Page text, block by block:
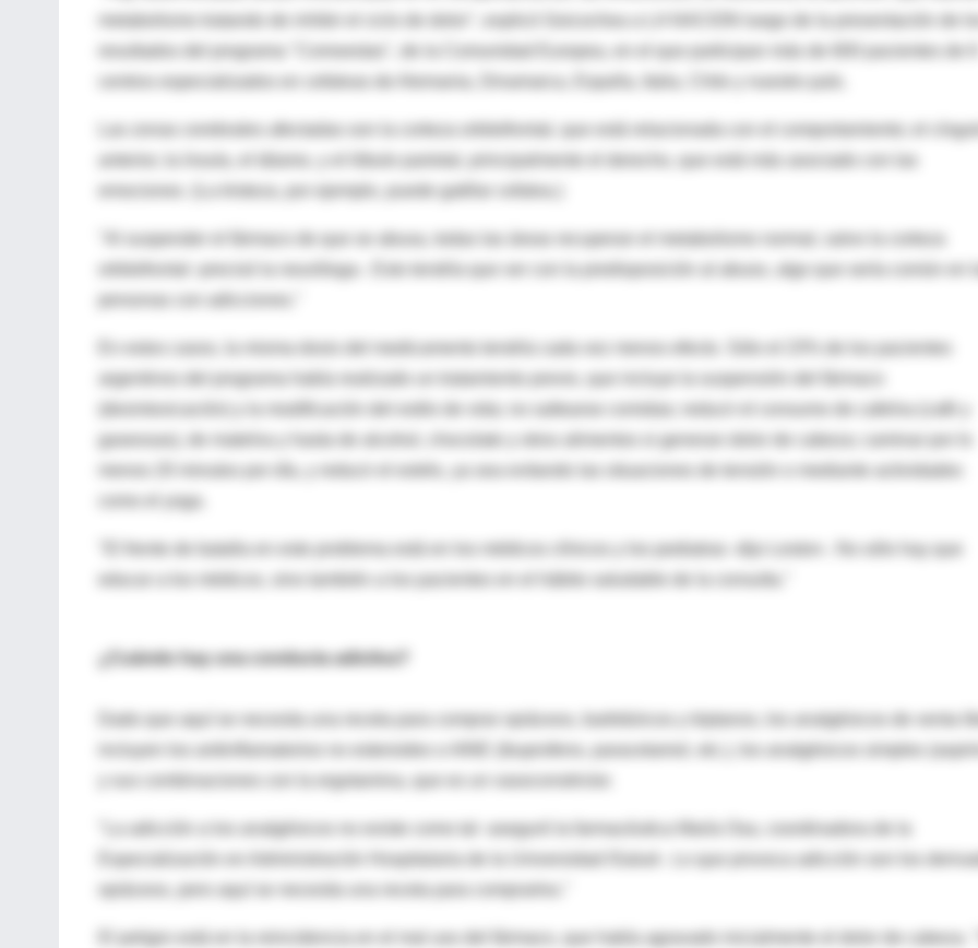
metabolismo tratando de inhibir el ciclo de dolor", explicó Goicochea a LA NACION luego de la presentación de
resultados del programa "Comoestas", de la Comunidad Europea, en el que participan más de 600 pacientes de 6
centros especializados en cefaleas de Alemania, Dinamarca, España, Italia, Chile y nuestro país.
Las zonas cerebrales afectadas son la corteza orbitofrontal, que está relacionada con el comportamiento; el
emociones. (La tristeza, por ejemplo, puede gatillar cefalea.)
"Al suspender el fármaco de que se abusa, todas las áreas recuperan el metabolismo normal, salvo la corteza
orbitofrontal -precisó la neuróloga-. Esto tendría que ver con la predisposición al abuso, algo que sería común en
argentinos del programa había realizado un tratamiento previo, que incluye la suspensión del fármaco
gaseosas), de mateína y hasta de alcohol, chocolate y otros alimentos si generan dolor de cabeza; caminar por lo
como el yoga.
¿Cuándo hay una conducta adictiva?
Dado que aquí se necesita una receta para comprar opiáceos, barbitúricos y triptanos, los analgésicos de venta
incluyen los antiinflamatorios no esteroides o AINE (ibuprofeno, paracetamol, etc.), los analgésicos simples
y sus combinaciones con la ergotamina, que es un vasoconstrictor.
"La adicción a los analgésicos no existe como tal -aseguró la farmacéutica María Osa, coordinadora de la
opiáceos, pero aquí se necesita una receta para comprarlos."
El peligro está en la reincidencia en el mal uso del fármaco, que había agravado inicialmente el dolor de cabeza.